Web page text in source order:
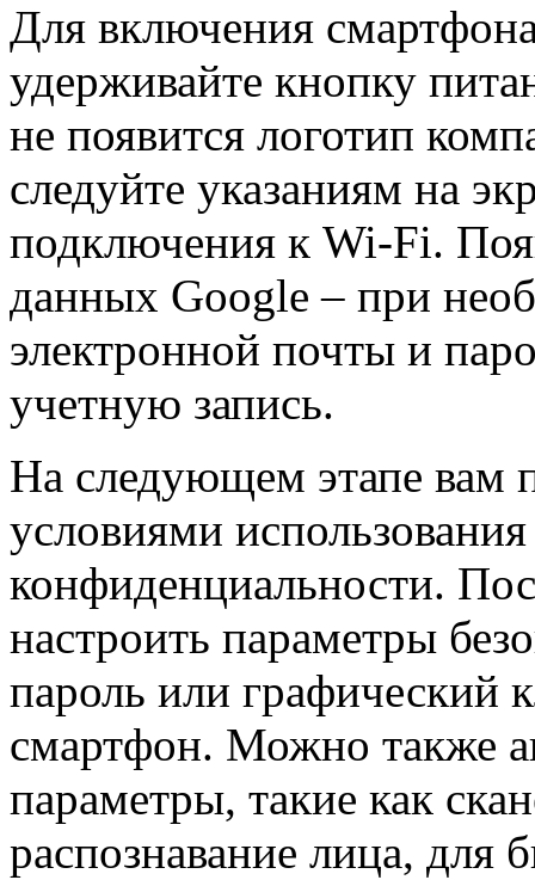
Для включения
удерживайте кнопку
не появится логотип
следуйте указаниям на
подключения к Wi-Fi.
данных Google – при
электронной почты и
учетную запись.
На следующем этапе вам
условиями
конфиденциальности.
настроить параметры
пароль или графический
смартфон. Можно также
параметры, такие как
распознавание лица, для